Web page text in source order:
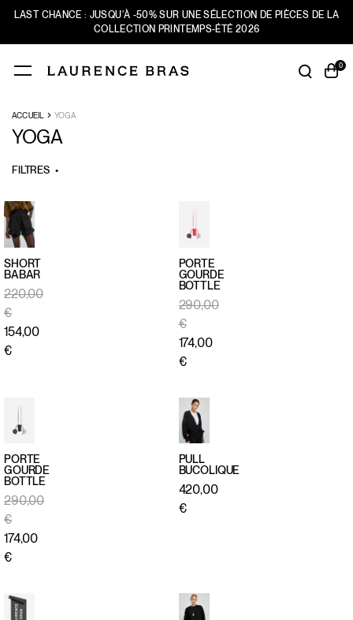
LAST CHANCE : JUSQU'À -50% SUR UNE SÉLECTION DE PIÈCES DE LA
COLLECTION PRINTEMPS-ÉTÉ 2026
NOUVEAUTÉS
LAST CHANCE
L'UNIVERS
0
ACCUEIL › YOGA
YOGA
FILTRES
APERÇU
SHORT
BABAR
220,00
€
154,00
€
APERÇU
RAPIDE
PORTE
GOURDE
BOTTLE
290,00
€
174,00
€
APERÇU
RAPIDE
PORTE
GOURDE
BOTTLE
290,00
€
174,00
€
APERÇU
PULL
BUCOLIQUE
420,00
€